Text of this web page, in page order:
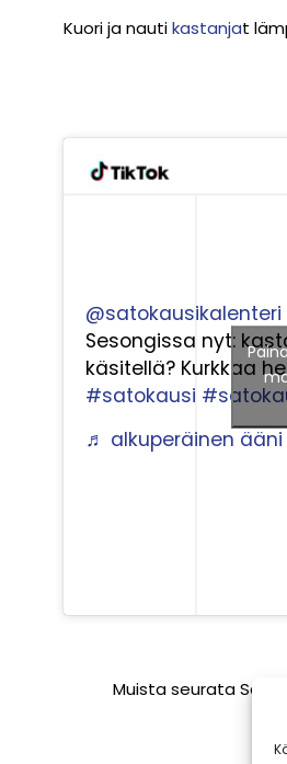
Kuori ja nautikastanjat
@satokausikalenteri
Sesongissa nyt:
käsitellä? Kurkkaa
#satokausi
♬ alkuperäinen
Muista seurata